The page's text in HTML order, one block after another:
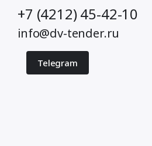
+7 (4212) 45-42-10
info@dv-tender.ru
Telegram